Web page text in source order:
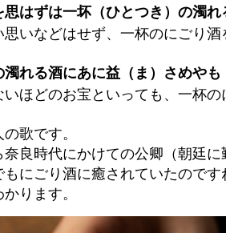
はずは一坏（ひとつき）の濁
いなどはせず、一杯のにごり酒
れる酒にあに益（ま）さめやも
ほどのお宝といっても、一杯
歌です。
良時代にかけての公卿（朝廷
にごり酒に癒されていたので
ります。